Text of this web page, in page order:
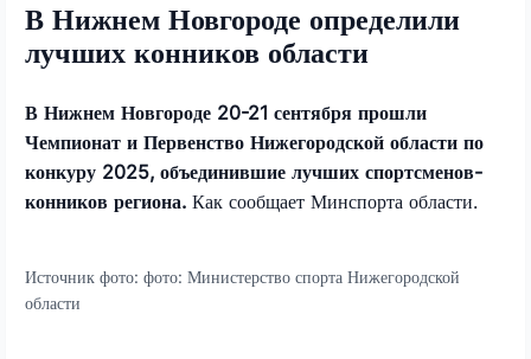
В Нижнем Новгороде определили
лучших конников области
В Нижнем Новгороде 20-21 сентября прошли
Чемпионат и Первенство Нижегородской области по
конкуру 2025, объединившие лучших спортсменов-
конников региона. Как сообщает Минспорта области.
Источник фото: фото: Министерство спорта Нижегородской
области